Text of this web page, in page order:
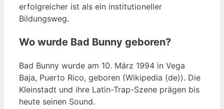
erfolgreicher ist als ein institutioneller
Bildungsweg.
Wo wurde Bad Bunny geboren?
Bad Bunny wurde am 10. März 1994 in Vega
Baja, Puerto Rico, geboren (Wikipedia (de)). Die
Kleinstadt und ihre Latin-Trap-Szene prägen bis
heute seinen Sound.